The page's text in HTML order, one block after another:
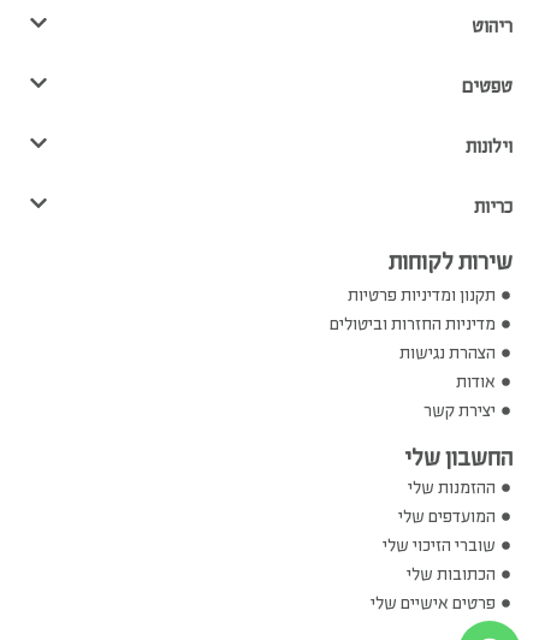
ריהוט
טפטים
וילונות
כריות
שירות לקוחות
תקנון ומדיניות פרטיות
מדיניות החזרות וביטולים
הצהרת נגישות
אודות
יצירת קשר
החשבון שלי
ההזמנות שלי
המועדפים שלי
שוברי הזיכוי שלי
הכתובות שלי
פרטים אישיים שלי